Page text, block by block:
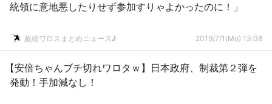
統領に意地悪したりせず参加すりゃよかったのに！」
政経ワロスまとめニュース♪ 2019/7/1(Mo) 13:08
【安倍ちゃんブチ切れワロタｗ】日本政府、制裁第２弾を
発動！手加減なし！